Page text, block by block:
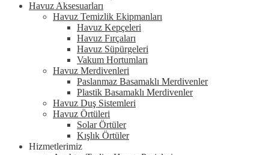
Havuz Aksesuarları
Havuz Temizlik Ekipmanları
Havuz Kepçeleri
Havuz Fırçaları
Havuz Süpürgeleri
Vakum Hortumları
Havuz Merdivenleri
Paslanmaz Basamaklı Merdivenler
Plastik Basamaklı Merdivenler
Havuz Duş Sistemleri
Havuz Örtüleri
Solar Örtüler
Kışlık Örtüler
Hizmetlerimiz